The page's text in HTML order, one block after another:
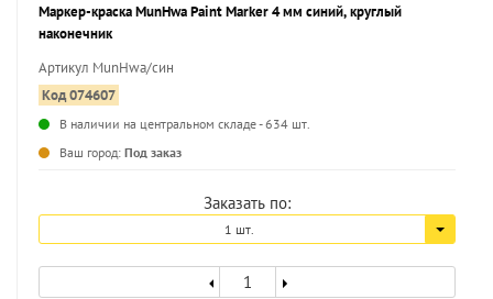
Маркер-краска MunHwa Paint Marker 4 мм синий, круглый
наконечник
Артикул MunHwa/син
Код 074607
В наличии на центральном складе - 634 шт.
Ваш город: Под заказ
Заказать по:
1 шт.